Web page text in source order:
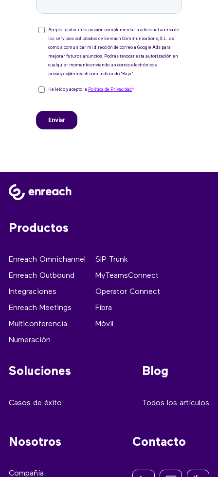
Productos
Enreach Omnichannel
Enreach Outbound
Integraciones
Enreach Meetings
Multiconferencia
Numeración
SIP Trunk
MyTeamsConnect
Operator Connect
Fibra
Móvil
Soluciones
Casos de éxito
Blog
Todos los artículos
Nosotros
Compañía
Contacto